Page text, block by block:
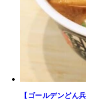
【ゴールデンどん